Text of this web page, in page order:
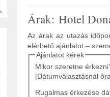
Árak: Hotel
Az árak az utazás
elérhető ajánlatot –
Ajánlatot kérek
Mikor szeretne
[Dátumválasztásnál
Rugalmas érkezése